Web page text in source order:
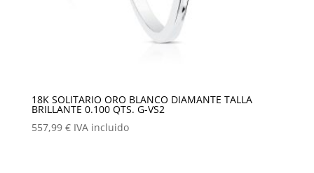
18K SOLITARIO ORO BLANCO DIAMANTE TALLA
BRILLANTE 0.100 QTS. G-VS2
557,99 € IVA incluido